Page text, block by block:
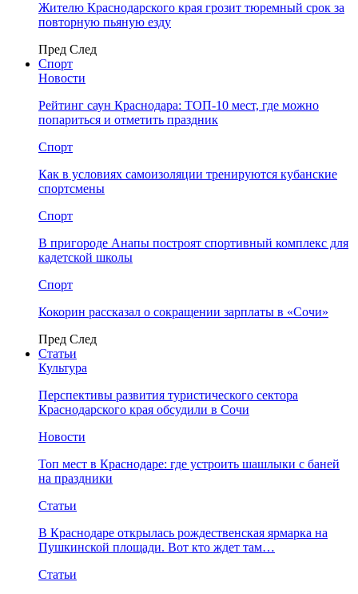
Жителю Краснодарского края грозит тюремный срок за
повторную пьяную езду
Пред След
Спорт
Новости
Рейтинг саун Краснодара: ТОП-10 мест, где можно
попариться и отметить праздник
Спорт
Как в условиях самоизоляции тренируются кубанские
спортсмены
Спорт
В пригороде Анапы построят спортивный комплекс для
кадетской школы
Спорт
Кокорин рассказал о сокращении зарплаты в «Сочи»
Пред След
Статьи
Культура
Перспективы развития туристического сектора
Краснодарского края обсудили в Сочи
Новости
Топ мест в Краснодаре: где устроить шашлыки с баней
на праздники
Статьи
В Краснодаре открылась рождественская ярмарка на
Пушкинской площади. Вот кто ждет там…
Статьи